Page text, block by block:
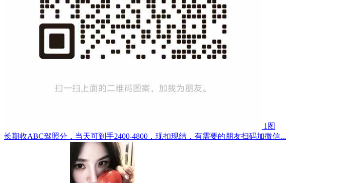
1图
长期收ABC驾照分，当天可到手2400-4800，现扣现结，有需要的朋友扫码加微信...